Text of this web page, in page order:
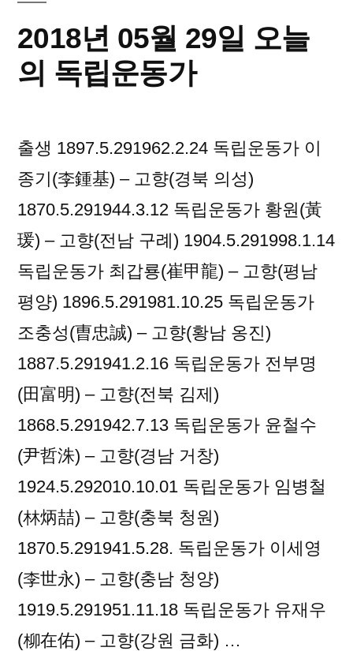
늘
의
독
동
가
2018년 05월 29일 오늘
의 독립운동가
출생 1897.5.291962.2.24 독립운동가 이
종기(李鍾基) – 고향(경북 의성)
1870.5.291944.3.12 독립운동가 황원(黃
瑗) – 고향(전남 구례) 1904.5.291998.1.14
독립운동가 최갑룡(崔甲龍) – 고향(평남
평양) 1896.5.291981.10.25 독립운동가
조충성(曺忠誠) – 고향(황남 옹진)
1887.5.291941.2.16 독립운동가 전부명
(田富明) – 고향(전북 김제)
1868.5.291942.7.13 독립운동가 윤철수
(尹哲洙) – 고향(경남 거창)
1924.5.292010.10.01 독립운동가 임병철
(林炳喆) – 고향(충북 청원)
1870.5.291941.5.28. 독립운동가 이세영
(李世永) – 고향(충남 청양)
1919.5.291951.11.18 독립운동가 유재우
(柳在佑) – 고향(강원 금화) …